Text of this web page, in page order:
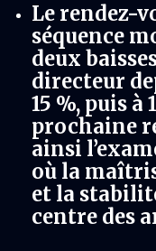
Le rendez-
séquence
deux
directeur
15 %, puis à
prochaine
ainsi
où la
et la
centre des